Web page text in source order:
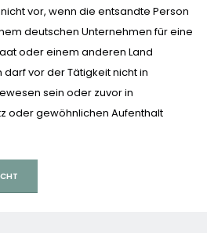
vor, wenn die entsandte Person
deutschen Unternehmen für eine
oder einem anderen Land
vor der Tätigkeit nicht in
sein oder zuvor in
oder gewöhnlichen Aufenthalt